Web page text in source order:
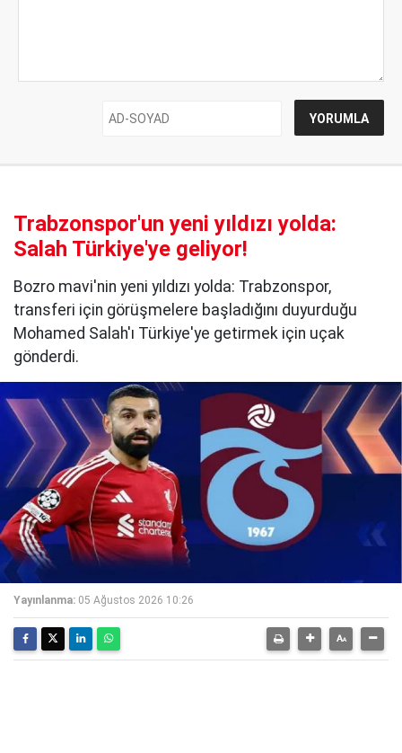
Trabzonspor'un yeni yıldızı yolda:
Salah Türkiye'ye geliyor!
Bozro mavi'nin yeni yıldızı yolda: Trabzonspor,
transferi için görüşmelere başladığını duyurduğu
Mohamed Salah'ı Türkiye'ye getirmek için uçak
gönderdi.
Yayınlanma: 05 Ağustos 2026 10:26